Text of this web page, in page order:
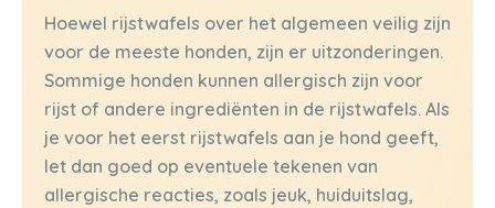
Hoewel rijstwafels over het algemeen veilig zijn
voor de meeste honden, zijn er uitzonderingen.
Sommige honden kunnen allergisch zijn voor
rijst of andere ingrediënten in de rijstwafels. Als
je voor het eerst rijstwafels aan je hond geeft,
let dan goed op eventuele tekenen van
allergische reacties, zoals jeuk, huiduitslag,